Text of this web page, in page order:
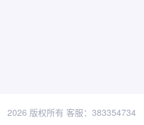
2026 版权所有 客服：383354734